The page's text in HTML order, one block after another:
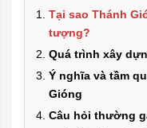
Tại sao Thánh
tượng?
Quá trình xây
Ý nghĩa và tầm
Gióng
Câu hỏi thường